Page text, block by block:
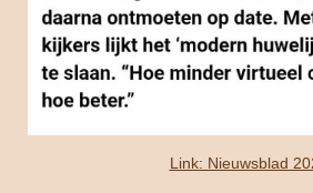
Link: Nieuwsblad